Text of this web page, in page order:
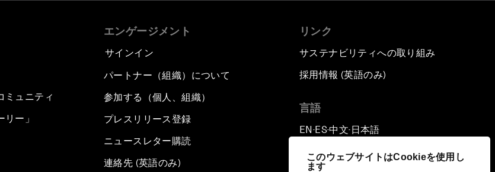
このウェブサイトはCookieを使用し
ます
ミュニティ
リー」
エンゲージメント
サインイン
パートナー（組織）について
参加する（個人、組織）
プレスリリース登録
ニュースレター購読
連絡先 (英語のみ)
リンク
サステナビリティへの取り組み
採用情報 (英語のみ)
言語
EN ▪ES▪中文▪ 日本語